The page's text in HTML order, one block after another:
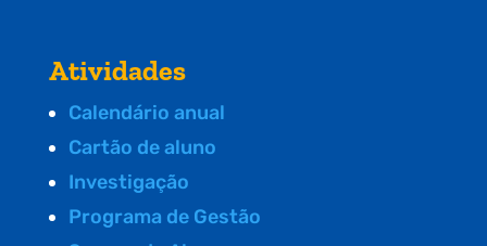
Atividades
Calendário anual
Cartão de aluno
Investigação
Programa de Gestão